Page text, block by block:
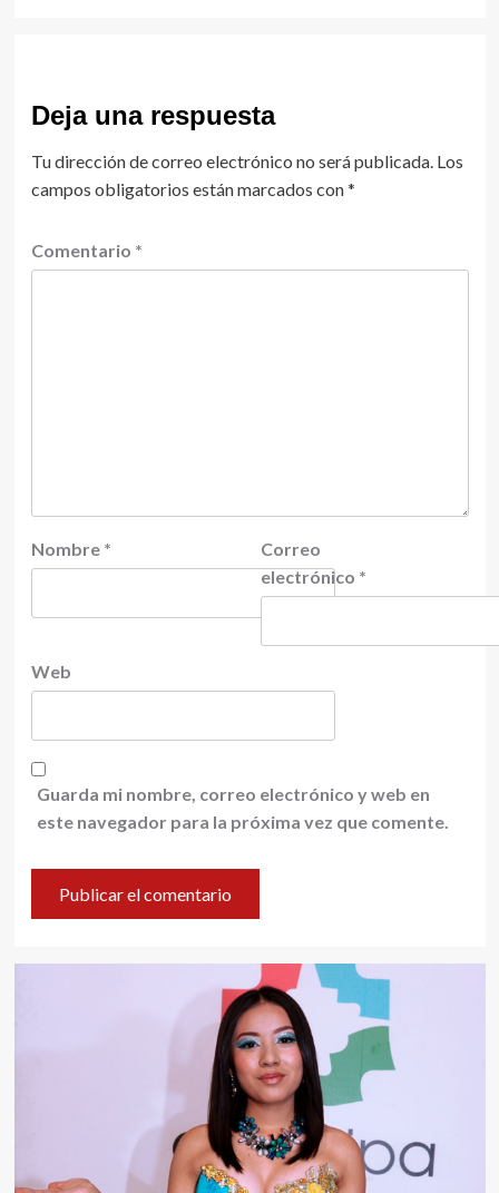
Deja una respuesta
Tu dirección de correo electrónico no será publicada. Los
campos obligatorios están marcados con*
Comentario *
Nombre *
Correo
electrónico *
Web
Guarda mi nombre, correo electrónico y web en
este navegador para la próxima vez que comente.